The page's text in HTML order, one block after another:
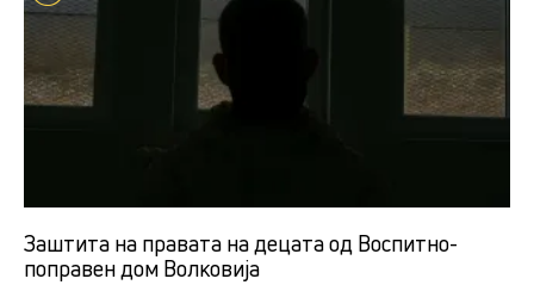
Заштита на правата на децата од Воспитно-
поправен дом Волковија